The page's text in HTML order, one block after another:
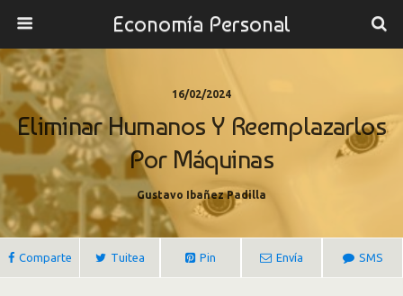
Economía Personal
16/02/2024
Eliminar Humanos Y Reemplazarlos
Por Máquinas
Gustavo Ibañez Padilla
Comparte Tuitea Pin Envía SMS